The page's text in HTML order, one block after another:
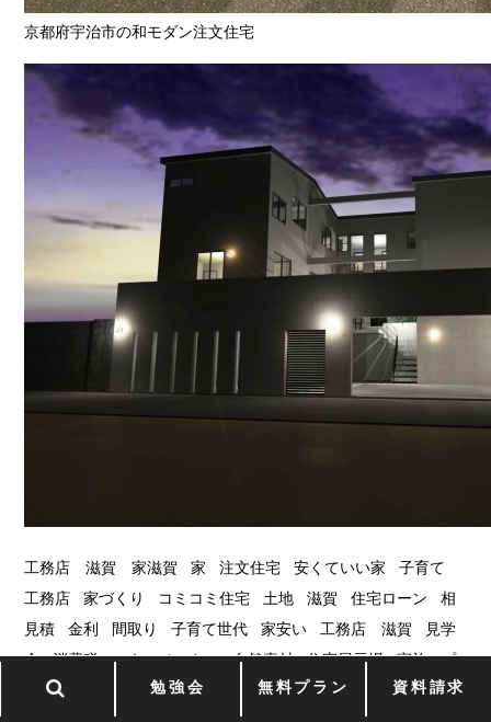
勉強会 無料プラン 資料請求
京都府宇治市の和モダン注文住宅
工務店 滋賀 家滋賀 家 注文住宅 安くていい家 子育て
工務店 家づくり コミコミ住宅 土地 滋賀 住宅ローン 相
見積 金利 間取り 子育て世代 家安い 工務店 滋賀 見学
会 消費税 ハウスメーカー 自然素材 住宅展示場 家族 プ
ラン 注文住宅滋賀 欠陥住宅 現場見学会 家の価格 いい